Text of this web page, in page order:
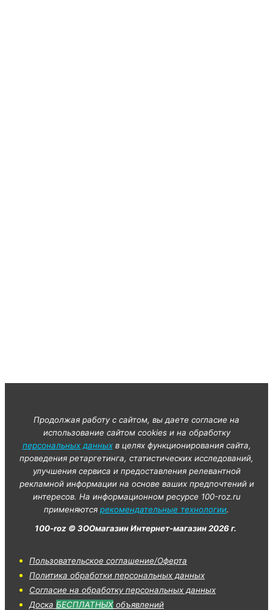
Продолжая работу с сайтом, вы даете согласие на
использование сайтом cookies и на обработку
персональных данныхв целях функционирования сайта,
проведения ретаргетинга, статистических исследований,
улучшения сервиса и предоставления релевантной
рекламной информации на основе ваших предпочтений и
интересов. На информационном ресурсе 100-roz.ru
применяются рекомендательные технологии.
100-roz © ЗООмагазин Интернет-магазин 2026 г.
Пользовательское соглашение/Оферта
Политика обработки персональных данных
Согласие на обработку персональных данных
Доска БЕСПЛАТНЫХ объявлений